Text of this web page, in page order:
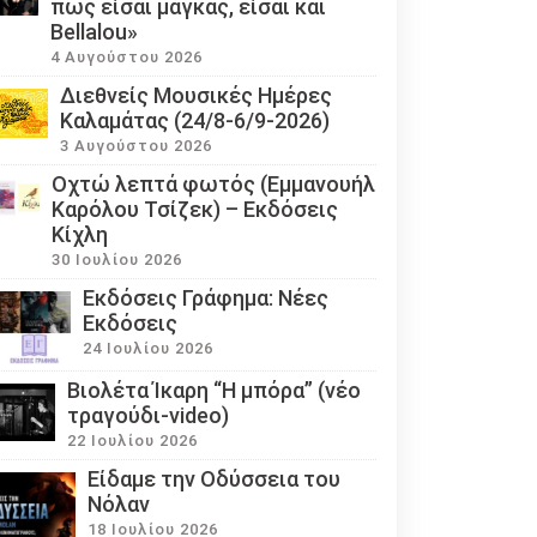
πως είσαι μάγκας, είσαι και
Bellalou»
4 Αυγούστου 2026
Διεθνείς Μουσικές Ημέρες
Καλαμάτας (24/8-6/9-2026)
3 Αυγούστου 2026
Οχτώ λεπτά φωτός (Εμμανουήλ
Καρόλου Τσίζεκ) – Εκδόσεις
Κίχλη
30 Ιουλίου 2026
Εκδόσεις Γράφημα: Νέες
Εκδόσεις
24 Ιουλίου 2026
Βιολέτα Ίκαρη “Η μπόρα” (νέο
τραγούδι-video)
22 Ιουλίου 2026
Eίδαμε την Οδύσσεια του
Νόλαν
18 Ιουλίου 2026